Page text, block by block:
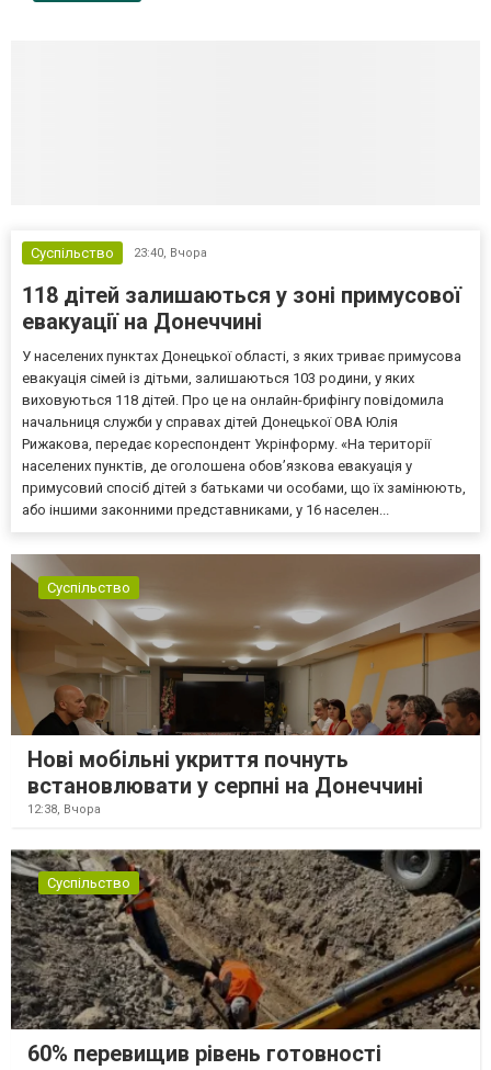
Суспільство 23:40, Вчора
118 дітей залишаються у зоні примусової
евакуації на Донеччині
У населених пунктах Донецької області, з яких триває примусова
евакуація сімей із дітьми, залишаються 103 родини, у яких
виховуються 118 дітей. Про це на онлайн-брифінгу повідомила
начальниця служби у справах дітей Донецької ОВА Юлія
Рижакова, передає кореспондент Укрінформу. «На території
населених пунктів, де оголошена обов’язкова евакуація у
примусовий спосіб дітей з батьками чи особами, що їх замінюють,
або іншими законними представниками, у 16 населен...
Суспільство
Нові мобільні укриття почнуть
встановлювати у серпні на Донеччині
12:38, Вчора
Суспільство
60% перевищив рівень готовності